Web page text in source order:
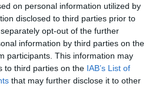
on personal information utilized by
disclosed to third parties prior to
opt-out of the further
information by third parties on the
participants. This information may
to third parties on the IAB’s List of
that may further disclose it to other
PLUS D'ARTICLES
UN DON